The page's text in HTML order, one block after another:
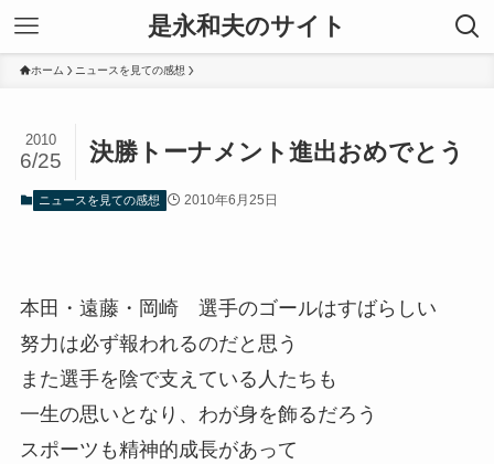
是永和夫のサイト
ホーム ニュースを見ての感想
決勝トーナメント進出おめでとう
2010
6/25
ニュースを見ての感想 2010年6月25日
本田・遠藤・岡崎 選手のゴールはすばらしい
努力は必ず報われるのだと思う
また選手を陰で支えている人たちも
一生の思いとなり、わが身を飾るだろう
スポーツも精神的成長があって